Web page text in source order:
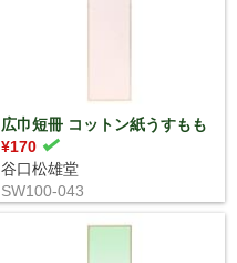
広巾短冊 コットン紙うすもも
¥170
谷口松雄堂
SW100-043